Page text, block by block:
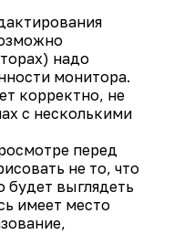
надо
монитора.
корректно, не
с несколькими
перед
не то, что
будет выглядеть
имеет место